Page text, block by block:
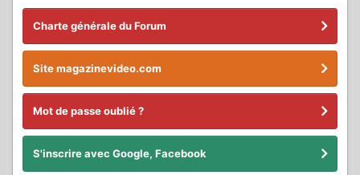
Charte générale du Forum
Site magazinevideo.com
Mot de passe oublié ?
S'inscrire avec Google, Facebook